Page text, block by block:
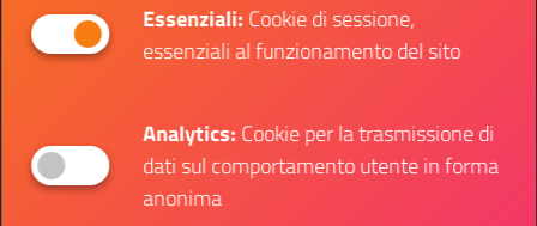
Essenziali:Cookie di sessione,
essenziali al funzionamento del sito
Analytics:Cookie per la trasmissione di
dati sul comportamento utente in forma
anonima